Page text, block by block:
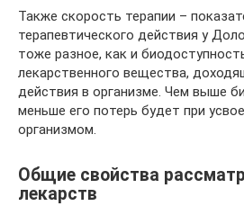
Также скорость терапии –
терапевтического действия у
тоже разное, как и
лекарственного вещества,
действия в организме. Чем выше
меньше его потерь будет при
организмом.
Общие свойства
лекарств